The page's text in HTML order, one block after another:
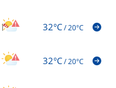
32°C/20°C
32°C/20°C